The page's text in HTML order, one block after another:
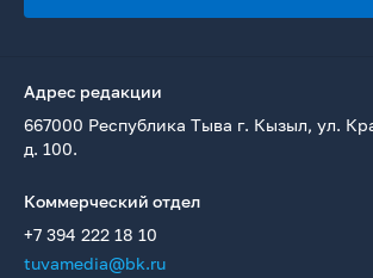
Адрес редакции
667000 Республика Тыва г. Кызыл, ул.
д. 100.
Коммерческий отдел
+7 394 222 18 10
tuvamedia@bk.ru